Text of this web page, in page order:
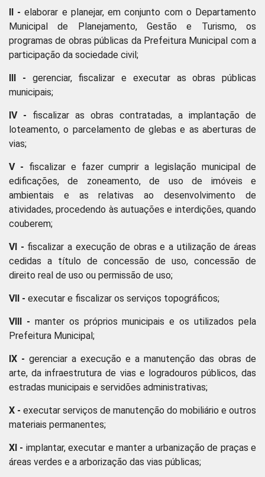
II - elaborar e planejar, em conjunto com o Departamento
Municipal de Planejamento, Gestão e Turismo, os
programas de obras públicas da Prefeitura Municipal com a
participação da sociedade civil;
III - gerenciar, fiscalizar e executar as obras públicas
municipais;
IV - fiscalizar as obras contratadas, a implantação de
loteamento, o parcelamento de glebas e as aberturas de
vias;
V - fiscalizar e fazer cumprir a legislação municipal de
edificações, de zoneamento, de uso de imóveis e
ambientais e as relativas ao desenvolvimento de
atividades, procedendo às autuações e interdições, quando
couberem;
VI - fiscalizar a execução de obras e a utilização de áreas
cedidas a título de concessão de uso, concessão de
direito real de uso ou permissão de uso;
VII - executar e fiscalizar os serviços topográficos;
VIII - manter os próprios municipais e os utilizados pela
Prefeitura Municipal;
IX - gerenciar a execução e a manutenção das obras de
arte, da infraestrutura de vias e logradouros públicos, das
estradas municipais e servidões administrativas;
X - executar serviços de manutenção do mobiliário e outros
materiais permanentes;
XI - implantar, executar e manter a urbanização de praças e
áreas verdes e a arborização das vias públicas;